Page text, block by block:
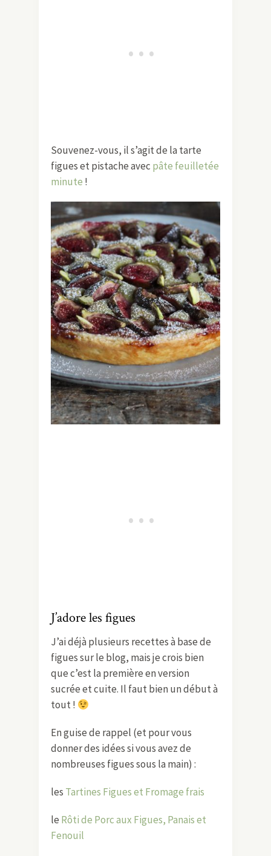
Souvenez-vous, il s’agit de la tarte
figues et pistache avec pâte feuilletée
minute !
J’adore les figues
J’ai déjà plusieurs recettes à base de
figues sur le blog, mais je crois bien
que c’est la première en version
sucrée et cuite. Il faut bien un début à
tout !
En guise de rappel (et pour vous
donner des idées si vous avez de
nombreuses figues sous la main) :
les Tartines Figues et Fromage frais
le Rôti de Porc aux Figues, Panais et
Fenouil